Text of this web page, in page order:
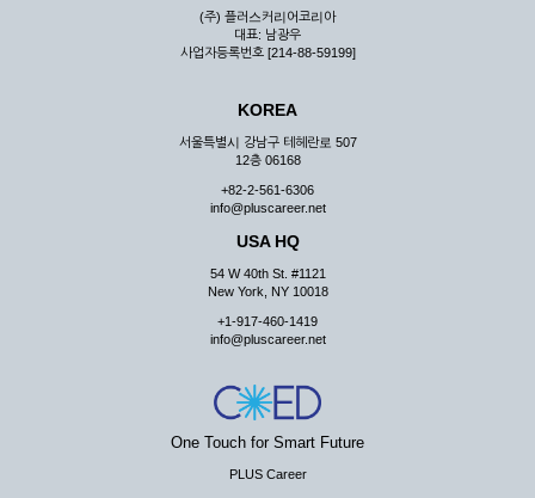
제7조 (회원의 의무)
① 회원은 ID와 비밀 번호에 관한 모든 관리의 책임이 있으며
② 회원은 이용신청서의 기재내용 중 변경된 내용이 있는 경우
서비스를 통하여 그 내용을 회사에 통지하여야 합니다.
③ 다른 회원의 ID와 비밀번호를 부당하게 사용하는 행위를
④ 회원은 회사의 서비스에서 타 사이트의 홍보행위를 하지 않
아야 하며 공공질서나 미풍약속에 위배되는 내용 혹은 저작권을
리 행위도 할 수 없습니다.
사가 통지하는 사항을 준수하여야 하며, 기타 회사의 업무에 방
해되는 행위를 하여서는 아니 됩니다.
제8조 (회원의 관리)
① 회원은 언제든 이 약관에 대한 동의를 철회할 수 있습니다.
(주) 플러스커리어코리아
대표: 남광우
사업자등록번호 [214-88-59199]
KOREA
서울특별시 강남구 테헤란로 507
12층 06168
+82-2-561-6306
info@pluscareer.net
USA HQ
54 W 40th St. #1121
New York, NY 10018
+1-917-460-1419
info@pluscareer.net
One Touch for Smart Future
PLUS Career